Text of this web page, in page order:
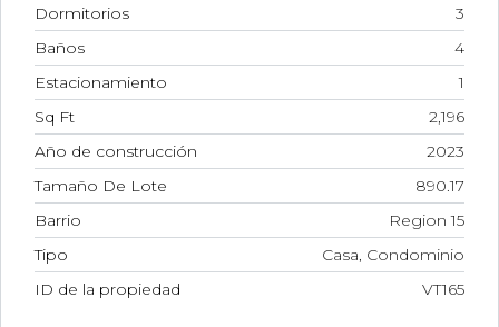
Dormitorios
3
Baños
4
Estacionamiento
1
Sq Ft
2,196
Año de construcción
2023
Tamaño De Lote
890.17
Barrio
Region 15
Tipo
Casa, Condominio
ID de la propiedad
VT165